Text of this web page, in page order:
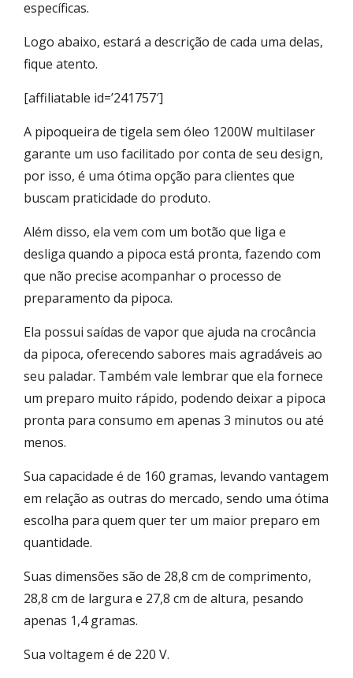
específicas.
Logo abaixo, estará a descrição de cada uma delas,
fique atento.
[affiliatable id=’241757′]
A pipoqueira de tigela sem óleo 1200W multilaser
garante um uso facilitado por conta de seu design,
por isso, é uma ótima opção para clientes que
buscam praticidade do produto.
Além disso, ela vem com um botão que liga e
desliga quando a pipoca está pronta, fazendo com
que não precise acompanhar o processo de
preparamento da pipoca.
Ela possui saídas de vapor que ajuda na crocância
da pipoca, oferecendo sabores mais agradáveis ao
seu paladar. Também vale lembrar que ela fornece
um preparo muito rápido, podendo deixar a pipoca
pronta para consumo em apenas 3 minutos ou até
menos.
Sua capacidade é de 160 gramas, levando vantagem
em relação as outras do mercado, sendo uma ótima
escolha para quem quer ter um maior preparo em
quantidade.
Suas dimensões são de 28,8 cm de comprimento,
28,8 cm de largura e 27,8 cm de altura, pesando
apenas 1,4 gramas.
Sua voltagem é de 220 V.